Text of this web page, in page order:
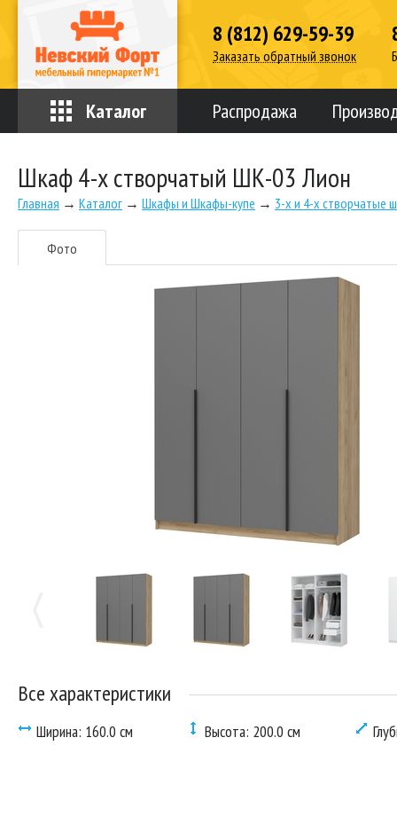
8 (812) 629-59-39
Заказать обратный звонок
Каталог Распродажа
Шкаф 4-х створчатый ШК-03 Лион
Главная → Каталог → Шкафы и Шкафы-купе → 3-х и 4-х створчатые
Фото
Все характеристики
Ширина: 160.0 см Высота: 200.0 см